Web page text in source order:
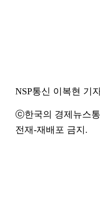
NSP통신 이복현 기
ⓒ한국의 경제뉴스통
전재-재배포 금지.